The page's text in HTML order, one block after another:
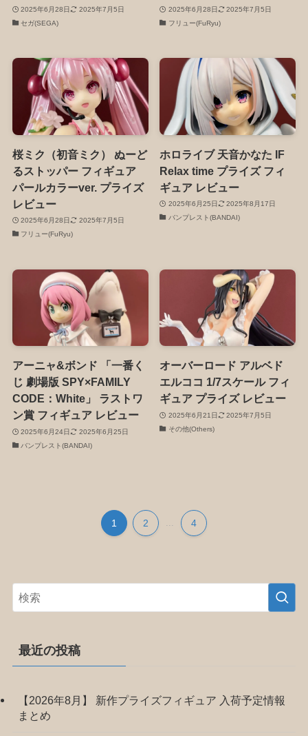
2025年6月28日
2025年7月5日
セガ(SEGA)
2025年6月28日
2025年7月5日
フリュー(FuRyu)
桜ミク（初音ミク） ぬーど
るストッパー フィギュア
パールカラーver. プライズ
レビュー
2025年6月28日
2025年7月5日
フリュー(FuRyu)
ホロライブ 天音かなた IF
Relax time プライズ フィ
ギュア レビュー
2025年6月25日
2025年8月17日
バンプレスト(BANDAI)
アーニャ&ボンド 「一番く
じ 劇場版 SPY×FAMILY
CODE：White」 ラストワ
ン賞 フィギュア レビュー
2025年6月24日
2025年6月25日
バンプレスト(BANDAI)
オーバーロード アルベド
エルココ 1/7スケール フィ
ギュア プライズ レビュー
2025年6月21日
2025年7月5日
その他(Others)
1 2 4
最近の投稿
【2026年8月】 新作プライズフィギュア 入荷予定情報
まとめ